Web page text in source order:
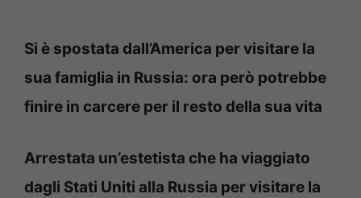
Si è spostata dall’America per visitare la
sua famiglia in Russia: ora però potrebbe
finire in carcere per il resto della sua vita
Arrestata un’estetista che ha viaggiato
dagli Stati Uniti alla Russia per visitare la